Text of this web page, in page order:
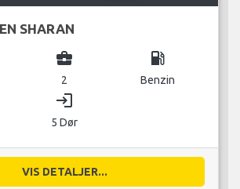
SHARAN
business_center
2
local_gas_station
Benzin
login
5 Dør
VIS DETALJER...